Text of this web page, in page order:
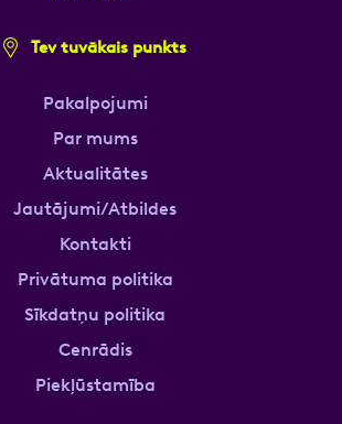
Tev tuvākais punkts
Pakalpojumi
Par mums
Aktualitātes
Jautājumi/Atbildes
Kontakti
Privātuma politika
Sīkdatņu politika
Cenrādis
Piekļūstamība